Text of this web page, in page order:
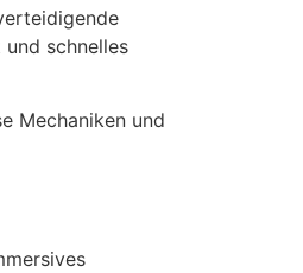
schnelles
Mechaniken und